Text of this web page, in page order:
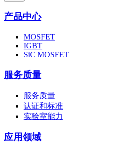
产品中心
MOSFET
IGBT
SiC MOSFET
服务质量
服务质量
认证和标准
实验室能力
应用领域